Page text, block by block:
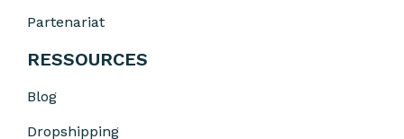
Partenariat
RESSOURCES
Blog
Dropshipping